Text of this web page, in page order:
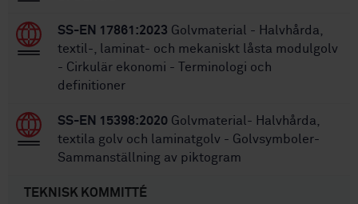
SS-EN 17861:2023 Golvmaterial - Halvhårda,
textil-, laminat- och mekaniskt låsta modulgolv
- Cirkulär ekonomi - Terminologi och
definitioner
SS-EN 15398:2020 Golvmaterial- Halvhårda,
textila golv och laminatgolv - Golvsymboler-
Sammanställning av piktogram
TEKNISK KOMMITTÉ